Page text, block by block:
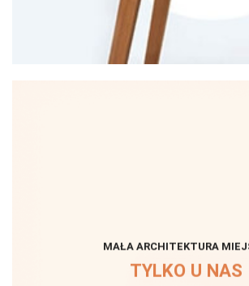
MAŁA ARCHITEKTURA
TYLKO U NAS